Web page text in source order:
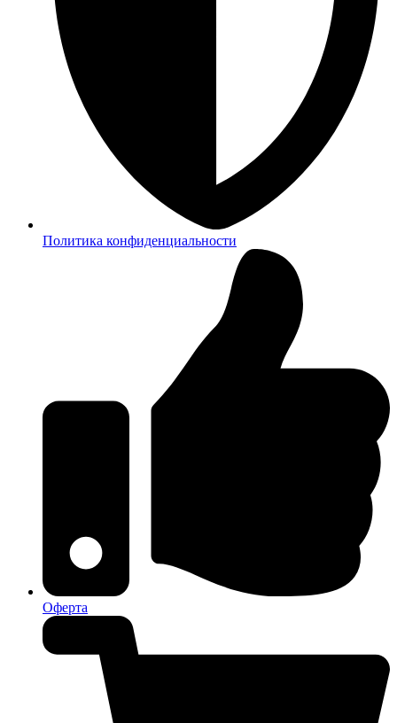
Политика конфиденциальности
Оферта